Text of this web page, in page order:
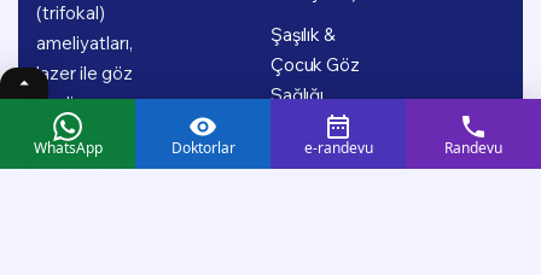
(trifokal)
ameliyatları,
lazer ile göz
çizdirme,
retina
hastalıkları,
Şaşılık &
Çocuk Göz
Sağlığı
WhatsApp Doktorlar e-randevu Randevu